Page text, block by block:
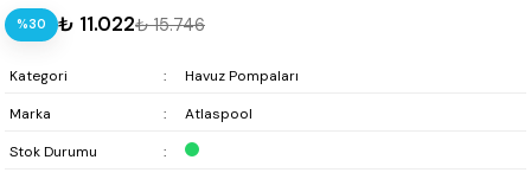
%30 ₺ 11.022₺ 15.746
Kategori
Havuz Pompaları
Marka
Atlaspool
Stok Durumu